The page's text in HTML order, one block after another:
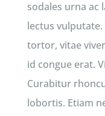
sodales urna ac
lectus
tortor, vitae
id congue erat.
Curabitur
lobortis. Etiam